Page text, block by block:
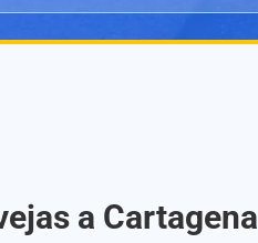
a Cartagena